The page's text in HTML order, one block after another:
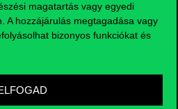
magatartás vagy egyedi
A hozzájárulás megtagadása vagy
bizonyos funkciókat és